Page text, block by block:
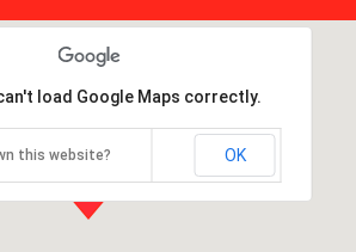
load Google Maps correctly.
this website? OK